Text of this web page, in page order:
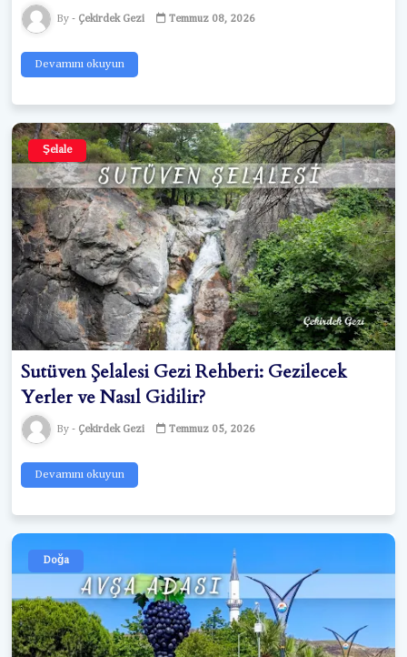
Çekirdek Gezi Temmuz 08, 2026
Devamını okuyun
Şelale
Sutüven Şelalesi Gezi Rehberi: Gezilecek
Yerler ve Nasıl Gidilir?
Çekirdek Gezi Temmuz 05, 2026
Devamını okuyun
Doğa